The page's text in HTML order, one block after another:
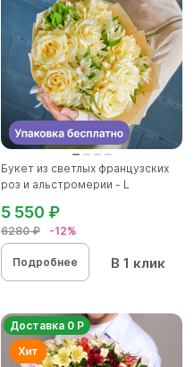
Букет из светлых французских
роз и альстромерии - L
6280 ₽ -12%
5 550 ₽
Подробнее В 1 клик
Доставка 0 Р